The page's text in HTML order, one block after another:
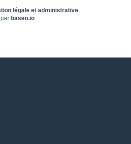
légale et administrative
baseo.io